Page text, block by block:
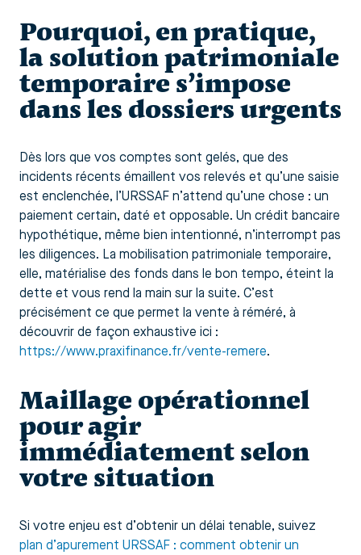
Pourquoi, en pratique,
la solution patrimoniale
temporaire s’impose
dans les dossiers urgents
Dès lors que vos comptes sont gelés, que des
incidents récents émaillent vos relevés et qu’une saisie
est enclenchée, l’URSSAF n’attend qu’une chose : un
paiement certain, daté et opposable. Un crédit bancaire
hypothétique, même bien intentionné, n’interrompt pas
les diligences. La mobilisation patrimoniale temporaire,
elle, matérialise des fonds dans le bon tempo, éteint la
dette et vous rend la main sur la suite. C’est
précisément ce que permet la vente à réméré, à
découvrir de façon exhaustive ici :
https://www.praxifinance.fr/vente-remere.
Maillage opérationnel
pour agir
immédiatement selon
votre situation
Si votre enjeu est d’obtenir un délai tenable, suivez
plan d’apurement URSSAF : comment obtenir un